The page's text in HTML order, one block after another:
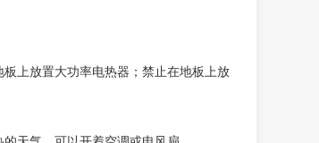
上放置大功率电热器；禁止在地板上放